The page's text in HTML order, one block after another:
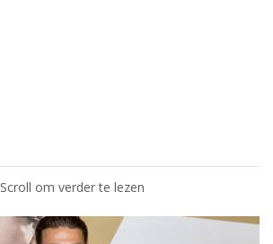
Scroll om verder te lezen